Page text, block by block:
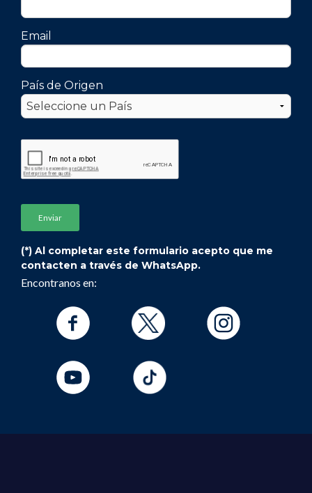
Email
País de Origen
(*) Al completar este formulario acepto que me
contacten a través de WhatsApp.
Encontranos en: